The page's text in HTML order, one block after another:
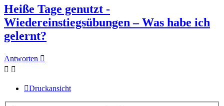
Heiße Tage genutzt -
Wiedereinstiegsübungen – Was habe ich
gelernt?
Antworten
Druckansicht